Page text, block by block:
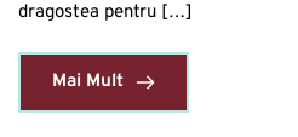
dragostea pentru […]
Mai Mult